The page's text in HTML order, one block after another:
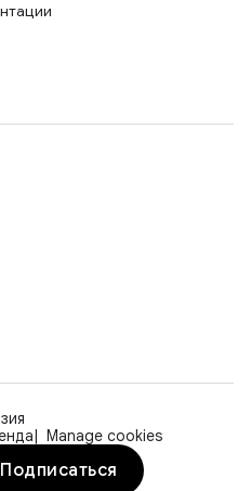
Manage cookies
Подписаться